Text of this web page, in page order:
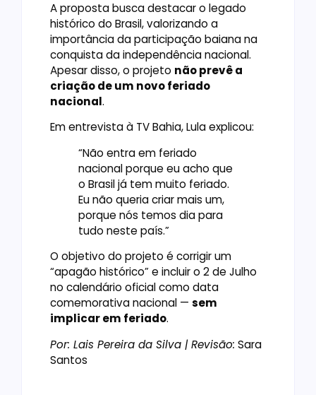
A proposta busca destacar o legado
histórico do Brasil, valorizando a
importância da participação baiana na
conquista da independência nacional.
Apesar disso, o projeto não prevê a
criação de um novo feriado
nacional.
Em entrevista à TV Bahia, Lula explicou:
“Não entra em feriado
nacional porque eu acho que
o Brasil já tem muito feriado.
Eu não queria criar mais um,
porque nós temos dia para
tudo neste país.”
O objetivo do projeto é corrigir um
“apagão histórico” e incluir o 2 de Julho
no calendário oficial como data
comemorativa nacional — sem
implicar em feriado.
Por: Lais Pereira da Silva | Revisão: Sara
Santos